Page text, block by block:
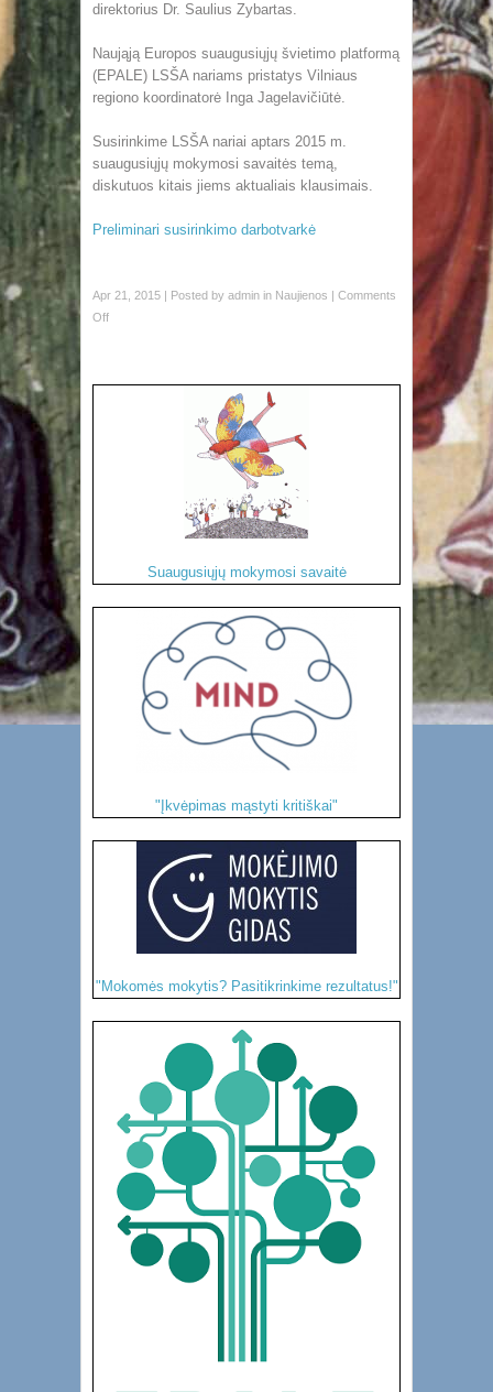
direktorius Dr. Saulius Zybartas.
Naująją Europos suaugusiųjų švietimo platformą
(EPALE) LSŠA nariams pristatys Vilniaus
regiono koordinatorė Inga Jagelavičiūtė.
Susirinkime LSŠA nariai aptars 2015 m.
suaugusiųjų mokymosi savaitės temą,
diskutuos kitais jiems aktualiais klausimais.
Preliminari susirinkimo darbotvarkė
Apr 21, 2015 | Posted by admin in Naujienos
Comments
Off
Suaugusiųjų mokymosi savaitė
"Įkvėpimas mąstyti kritiškai"
"Mokomės mokytis? Pasitikrinkime rezultatus!"